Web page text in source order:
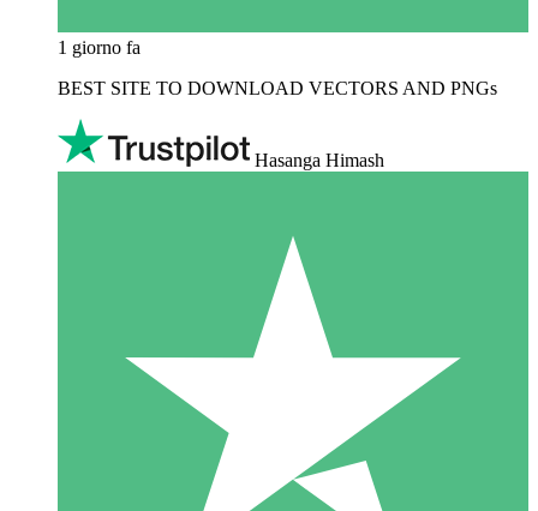
1 giorno fa
BEST SITE TO DOWNLOAD VECTORS AND PNGs
Hasanga Himash